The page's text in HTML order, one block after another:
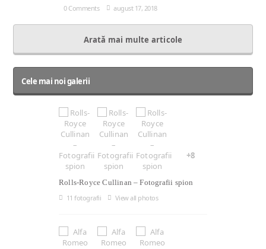
0 Comments
august 17, 2018
Arată mai multe articole
Cele mai noi galerii
+8
Rolls-Royce Cullinan – Fotografii spion
11 fotografii
View all photos